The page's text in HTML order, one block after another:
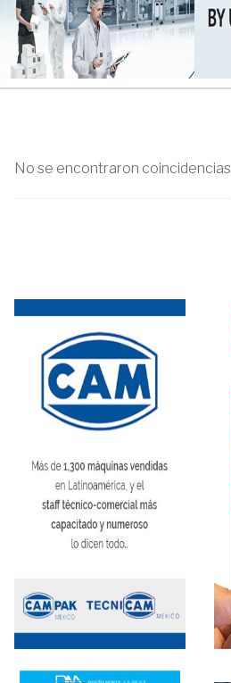
No se encontraron coincidencias